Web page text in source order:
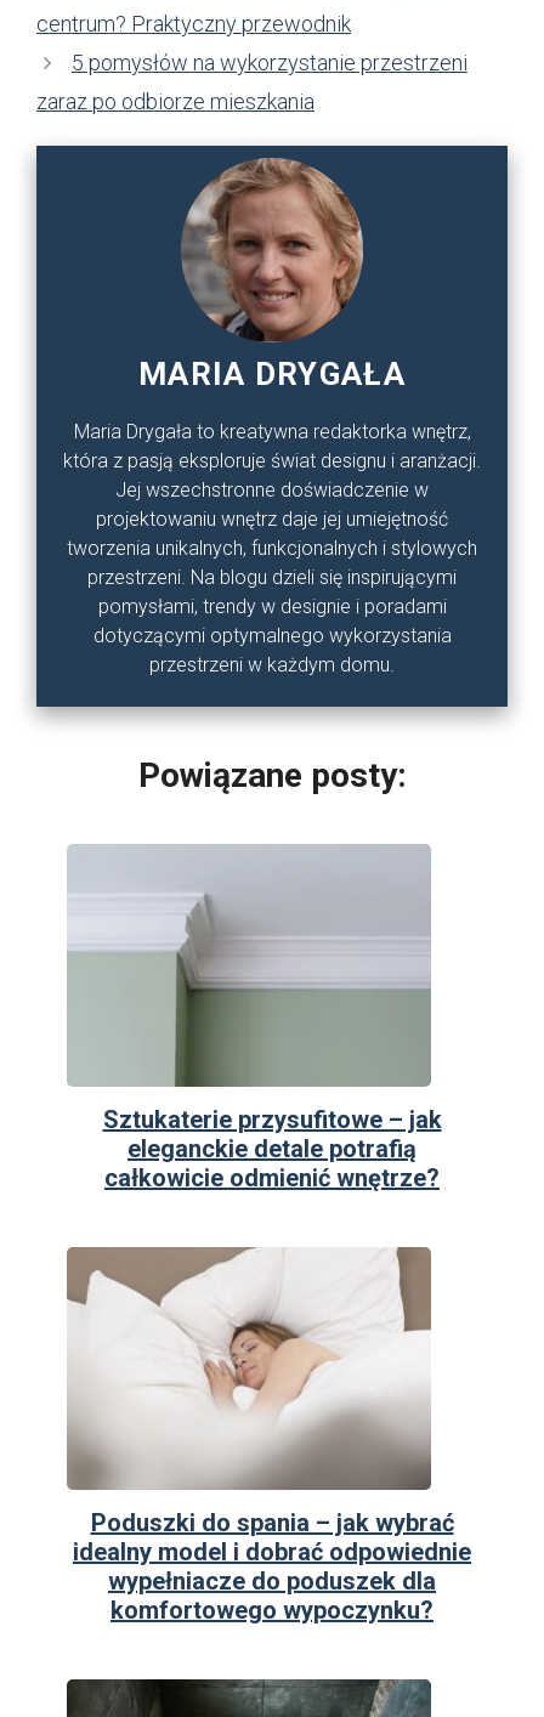
centrum? Praktyczny przewodnik
5 pomysłów na wykorzystanie przestrzeni
zaraz po odbiorze mieszkania
MARIA DRYGAŁA
Maria Drygała to kreatywna redaktorka wnętrz,
która z pasją eksploruje świat designu i aranżacji.
Jej wszechstronne doświadczenie w
projektowaniu wnętrz daje jej umiejętność
tworzenia unikalnych, funkcjonalnych i stylowych
przestrzeni. Na blogu dzieli się inspirującymi
pomysłami, trendy w designie i poradami
dotyczącymi optymalnego wykorzystania
przestrzeni w każdym domu.
Powiązane posty:
Sztukaterie przysufitowe – jak
eleganckie detale potrafią
całkowicie odmienić wnętrze?
Poduszki do spania – jak wybrać
idealny model i dobrać odpowiednie
wypełniacze do poduszek dla
komfortowego wypoczynku?